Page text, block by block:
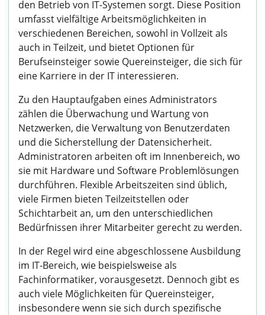
den Betrieb von IT-Systemen sorgt. Diese Position
umfasst vielfältige Arbeitsmöglichkeiten in
verschiedenen Bereichen, sowohl in Vollzeit als
auch in Teilzeit, und bietet Optionen für
Berufseinsteiger sowie Quereinsteiger, die sich für
eine Karriere in der IT interessieren.
Zu den Hauptaufgaben eines Administrators
zählen die Überwachung und Wartung von
Netzwerken, die Verwaltung von Benutzerdaten
und die Sicherstellung der Datensicherheit.
Administratoren arbeiten oft im Innenbereich, wo
sie mit Hardware und Software Problemlösungen
durchführen. Flexible Arbeitszeiten sind üblich,
viele Firmen bieten Teilzeitstellen oder
Schichtarbeit an, um den unterschiedlichen
Bedürfnissen ihrer Mitarbeiter gerecht zu werden.
In der Regel wird eine abgeschlossene Ausbildung
im IT-Bereich, wie beispielsweise als
Fachinformatiker, vorausgesetzt. Dennoch gibt es
auch viele Möglichkeiten für Quereinsteiger,
insbesondere wenn sie sich durch spezifische